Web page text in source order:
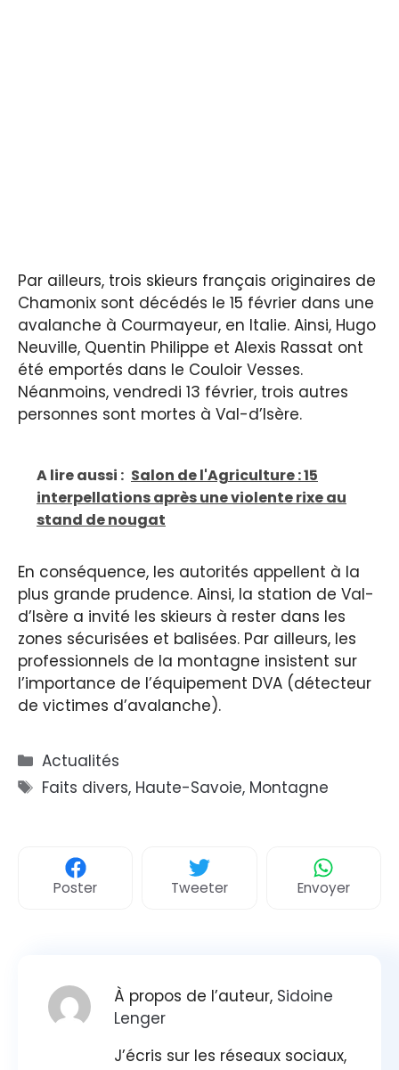
Par ailleurs, trois skieurs français originaires de
Chamonix sont décédés le 15 février dans une
avalanche à Courmayeur, en Italie. Ainsi, Hugo
Neuville, Quentin Philippe et Alexis Rassat ont
été emportés dans le Couloir Vesses.
Néanmoins, vendredi 13 février, trois autres
personnes sont mortes à Val-d’Isère.
A lire aussi : Salon de l'Agriculture : 15
interpellations après une violente rixe au
stand de nougat
En conséquence, les autorités appellent à la
plus grande prudence. Ainsi, la station de Val-
d’Isère a invité les skieurs à rester dans les
zones sécurisées et balisées. Par ailleurs, les
professionnels de la montagne insistent sur
l’importance de l’équipement DVA (détecteur
de victimes d’avalanche).
Catégories
Actualités
Étiquettes
Faits divers, Haute-Savoie, Montagne
Poster Tweeter Envoyer
À propos de l’auteur, Sidoine
Lenger
J’écris sur les réseaux sociaux,